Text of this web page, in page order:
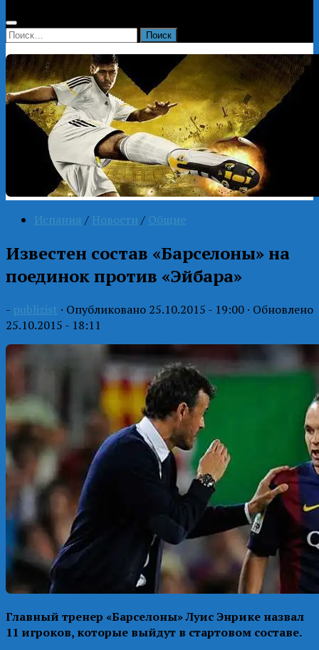
Найти:
Испания / Новости / Общие
Известен состав «Барселоны» на
поединок против «Эйбара»
- publizist · Опубликовано 25.10.2015 - 19:00 · Обновлено
25.10.2015 - 18:11
Главный тренер «Барселоны» Луис Энрике назвал
11 игроков, которые выйдут в стартовом составе.